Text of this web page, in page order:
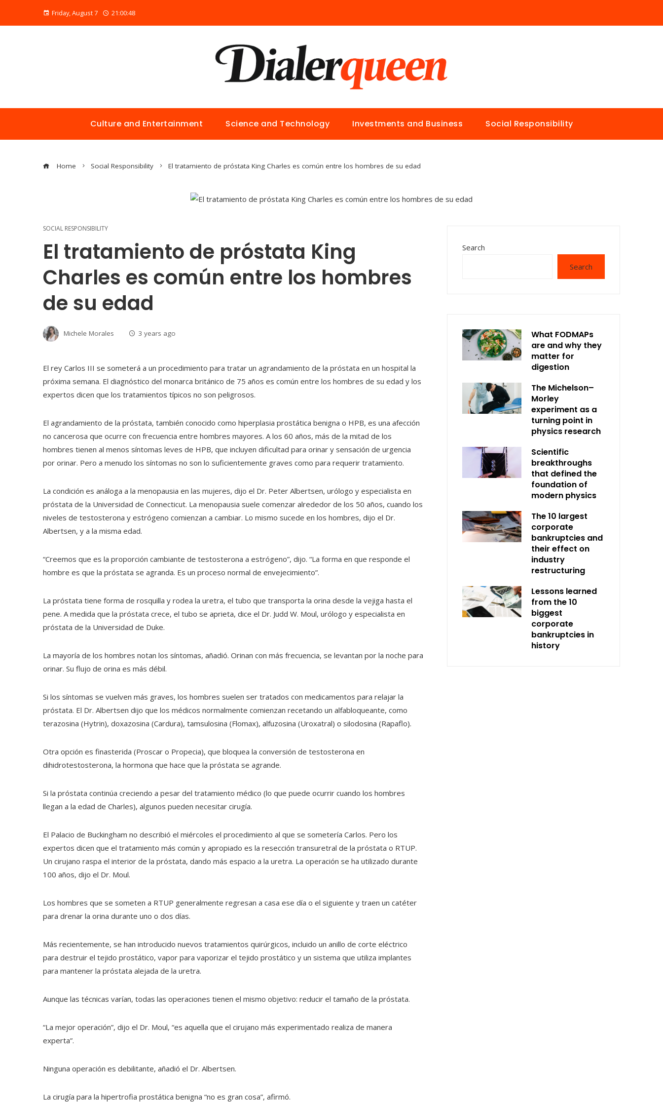
Friday, August 7 21:00:48
Culture and Entertainment Science and Technology Investments and Business Social Responsibility
Home Social Responsibility El tratamiento de próstata King Charles es común entre los hombres de su edad
SOCIAL RESPONSIBILITY
El tratamiento de próstata King
Charles es común entre los hombres
de su edad
Michele Morales 3 years ago
El rey Carlos III se someterá a un procedimiento para tratar un agrandamiento de la próstata en un hospital la
próxima semana. El diagnóstico del monarca británico de 75 años es común entre los hombres de su edad y los
expertos dicen que los tratamientos típicos no son peligrosos.
El agrandamiento de la próstata, también conocido como hiperplasia prostática benigna o HPB, es una afección
no cancerosa que ocurre con frecuencia entre hombres mayores. A los 60 años, más de la mitad de los
hombres tienen al menos síntomas leves de HPB, que incluyen dificultad para orinar y sensación de urgencia
por orinar. Pero a menudo los síntomas no son lo suficientemente graves como para requerir tratamiento.
La condición es análoga a la menopausia en las mujeres, dijo el Dr. Peter Albertsen, urólogo y especialista en
próstata de la Universidad de Connecticut. La menopausia suele comenzar alrededor de los 50 años, cuando los
niveles de testosterona y estrógeno comienzan a cambiar. Lo mismo sucede en los hombres, dijo el Dr.
Albertsen, y a la misma edad.
“Creemos que es la proporción cambiante de testosterona a estrógeno”, dijo. “La forma en que responde el
hombre es que la próstata se agranda. Es un proceso normal de envejecimiento”.
La próstata tiene forma de rosquilla y rodea la uretra, el tubo que transporta la orina desde la vejiga hasta el
pene. A medida que la próstata crece, el tubo se aprieta, dice el Dr. Judd W. Moul, urólogo y especialista en
próstata de la Universidad de Duke.
La mayoría de los hombres notan los síntomas, añadió. Orinan con más frecuencia, se levantan por la noche para
orinar. Su flujo de orina es más débil.
Si los síntomas se vuelven más graves, los hombres suelen ser tratados con medicamentos para relajar la
próstata. El Dr. Albertsen dijo que los médicos normalmente comienzan recetando un alfabloqueante, como
terazosina (Hytrin), doxazosina (Cardura), tamsulosina (Flomax), alfuzosina (Uroxatral) o silodosina (Rapaflo).
Otra opción es finasterida (Proscar o Propecia), que bloquea la conversión de testosterona en
dihidrotestosterona, la hormona que hace que la próstata se agrande.
Si la próstata continúa creciendo a pesar del tratamiento médico (lo que puede ocurrir cuando los hombres
llegan a la edad de Charles), algunos pueden necesitar cirugía.
El Palacio de Buckingham no describió el miércoles el procedimiento al que se sometería Carlos. Pero los
expertos dicen que el tratamiento más común y apropiado es la resección transuretral de la próstata o RTUP.
Un cirujano raspa el interior de la próstata, dando más espacio a la uretra. La operación se ha utilizado durante
100 años, dijo el Dr. Moul.
Los hombres que se someten a RTUP generalmente regresan a casa ese día o el siguiente y traen un catéter
para drenar la orina durante uno o dos días.
Más recientemente, se han introducido nuevos tratamientos quirúrgicos, incluido un anillo de corte eléctrico
para destruir el tejido prostático, vapor para vaporizar el tejido prostático y un sistema que utiliza implantes
para mantener la próstata alejada de la uretra.
Aunque las técnicas varían, todas las operaciones tienen el mismo objetivo: reducir el tamaño de la próstata.
“La mejor operación”, dijo el Dr. Moul, “es aquella que el cirujano más experimentado realiza de manera
experta”.
Ninguna operación es debilitante, añadió el Dr. Albertsen.
La cirugía para la hipertrofia prostática benigna “no es gran cosa”, afirmó.
Search
Search
What FODMAPs
are and why they
matter for
digestion
The Michelson–
Morley
experiment as a
turning point in
physics research
Scientific
breakthroughs
that defined the
foundation of
modern physics
The 10 largest
corporate
bankruptcies and
their effect on
industry
restructuring
Lessons learned
from the 10
biggest
corporate
bankruptcies in
history